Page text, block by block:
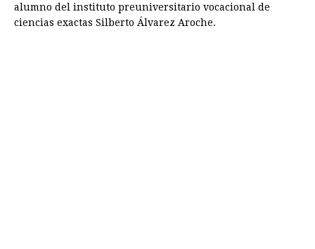
alumno del instituto preuniversitario vocacional de
ciencias exactas Silberto Álvarez Aroche.